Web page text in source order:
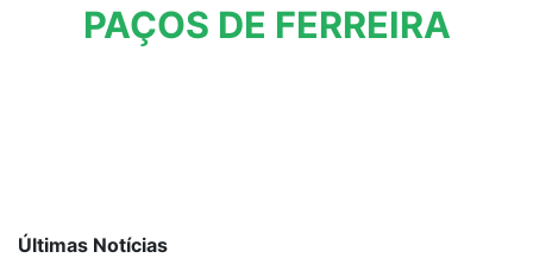
PAÇOS DE FERREIRA
Últimas Notícias